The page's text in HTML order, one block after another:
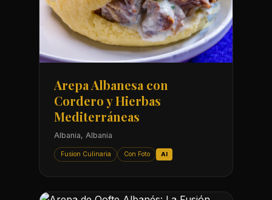
Arepa Albanesa con
Cordero y Hierbas
Mediterráneas
Albania, Albania
Fusion Culinaria Con Foto AI